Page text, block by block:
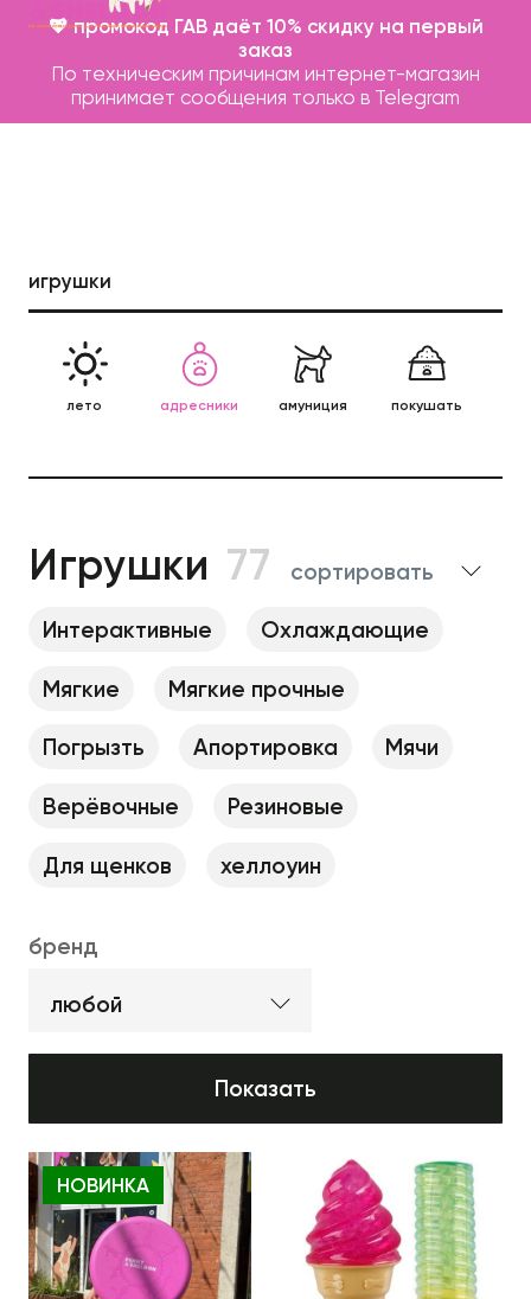
💖 промокод ГАВ даёт 10% скидку на первый
заказ
По техническим причинам интернет-магазин
принимает сообщения только в Telegram
игрушки
лето адресники амуниция покушать
Игрушки 77 сортировать
Интерактивные Охлаждающие
Мягкие Мягкие прочные
Погрызть Апортировка Мячи
Верёвочные Резиновые
Для щенков хеллоуин
бренд
любой
Показать
НОВИНКА
Бренды
Записаться на груминг